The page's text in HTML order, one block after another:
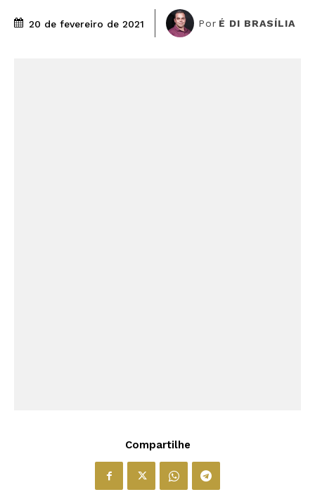
20 de fevereiro de 2021 Por É DI BRASÍLIA
Compartilhe